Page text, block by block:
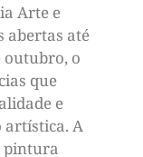
Arte e
abertas até
outubro, o
que
e
artística. A
pintura